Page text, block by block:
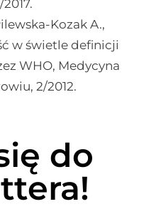
Kozak A.,
w świetle definicji
WHO, Medycyna
2/2012.
do